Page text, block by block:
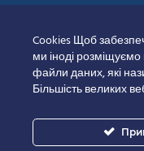
Cookies Щоб
ми іноді
файли даних, які
Більшість великих